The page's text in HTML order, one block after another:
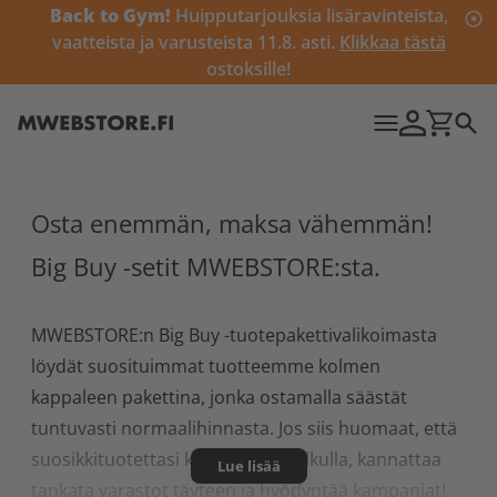
Back to Gym! Huipputarjouksia lisäravinteista,
vaatteista ja varusteista 11.8. asti. Klikkaa tästä
ostoksille!
Osta enemmän, maksa vähemmän!
Big Buy -setit MWEBSTORE:sta.
MWEBSTORE:n Big Buy -tuotepakettivalikoimasta
löydät suosituimmat tuotteemme kolmen
kappaleen pakettina, jonka ostamalla säästät
tuntuvasti normaalihinnasta. Jos siis huomaat, että
suosikkituotettasi kuluu purkkitolkulla, kannattaa
tankata varastot täyteen ja hyödyntää kampanjat!
Lue lisää